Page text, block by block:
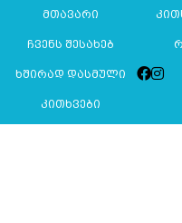
მთავარი
ჩვენს შესახებ
ხშირად დასმული
კითხვები